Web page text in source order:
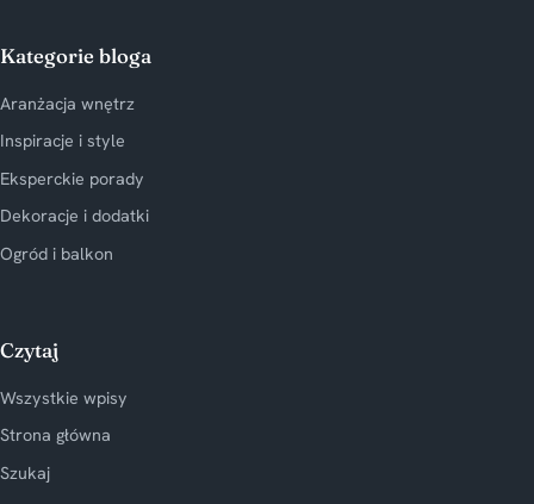
Kategorie bloga
Aranżacja wnętrz
Inspiracje i style
Eksperckie porady
Dekoracje i dodatki
Ogród i balkon
Czytaj
Wszystkie wpisy
Strona główna
Szukaj